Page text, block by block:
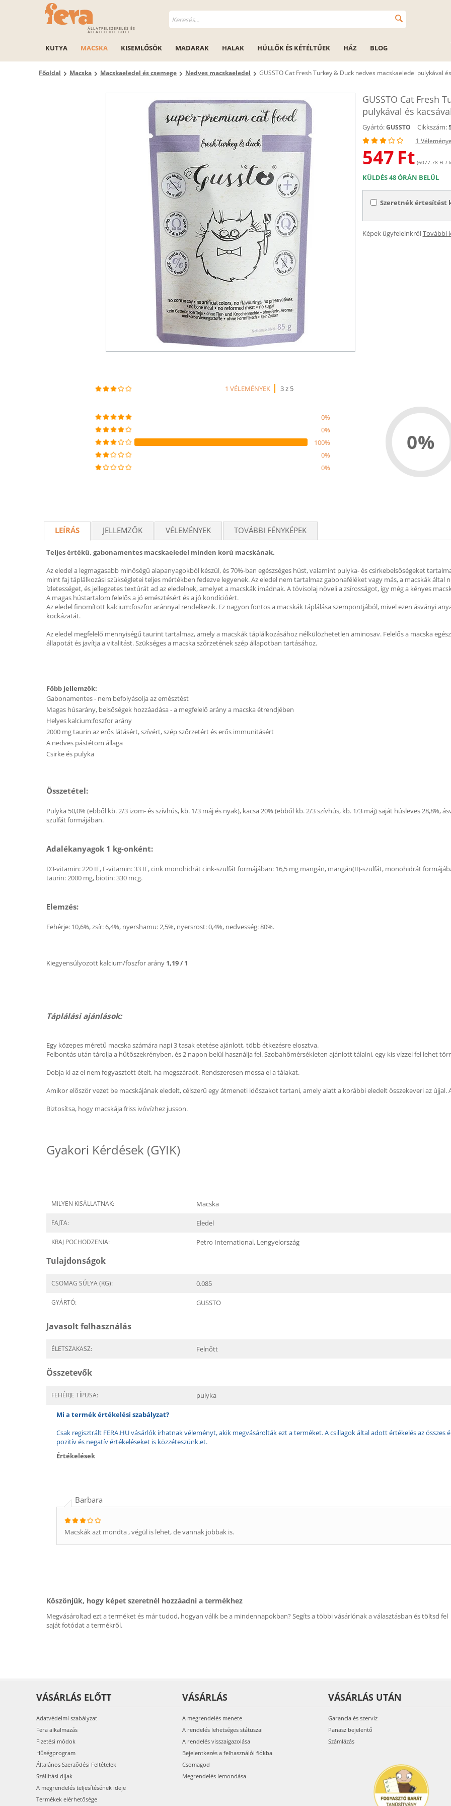
ÁLLATFELSZERELÉS ÉS
ÁLLATELEDEL BOLT
KUTYA MACSKA KISEMLŐSÖK MADARAK HALAK HÜLLŐK ÉS KÉTÉLTŰEK HÁZ BLOG
Főoldal Macska Macskaeledel és csemege Nedves macskaeledel GUSSTO Cat Fresh Turkey & Duck nedves macskaeledel pulykával
GUSSTO Cat Fresh
pulykával és
Gyártó: GUSSTO Cikkszám:
1
547 Ft (6077.78 Ft /
KÜLDÉS 48 ÓRÁN BELÜL
Szeretnék értesítést
Képek ügyfeleinkrőlTovábbi
1 VÉLEMÉNYEK 3 z 5
0%
0%
100%
0%
0%
0%
LEÍRÁS JELLEMZŐK VÉLEMÉNYEK TOVÁBBI FÉNYKÉPEK
Teljes értékű, gabonamentes macskaeledel minden korú macskának.
Az eledel a legmagasabb minőségű alapanyagokból készül, és 70%-ban egészséges húst, valamint pulyka- és csirkebelsőségeket
mint faj táplálkozási szükségletei teljes mértékben fedezve legyenek. Az eledel nem tartalmaz gabonaféléket vagy más, a macskák
ízletességet, és jellegzetes textúrát ad az eledelnek, amelyet a macskák imádnak. A tövisolaj növeli a zsírosságot, így még a kényes
A magas hústartalom felelős a jó emésztésért és a jó kondícióért.
Az eledel finomított kalcium:foszfor aránnyal rendelkezik. Ez nagyon fontos a macskák táplálása szempontjából, mivel ezen ásványi
kockázatát.
Az eledel megfelelő mennyiségű taurint tartalmaz, amely a macskák táplálkozásához nélkülözhetetlen aminosav. Felelős a macska
állapotát és javítja a vitalitást. Szükséges a macska szőrzetének szép állapotban tartásához.
Főbb jellemzők:
Gabonamentes - nem befolyásolja az emésztést
Magas húsarány, belsőségek hozzáadása - a megfelelő arány a macska étrendjében
Helyes kalcium:foszfor arány
2000 mg taurin az erős látásért, szívért, szép szőrzetért és erős immunitásért
A nedves pástétom állaga
Csirke és pulyka
Összetétel:
Pulyka 50,0% (ebből kb. 2/3 izom- és szívhús, kb. 1/3 máj és nyak), kacsa 20% (ebből kb. 2/3 szívhús, kb. 1/3 máj) saját húsleves 28,8%,
szulfát formájában.
Adalékanyagok 1 kg-onként:
D3-vitamin: 220 IE, E-vitamin: 33 IE, cink monohidrát cink-szulfát formájában: 16,5 mg mangán, mangán(II)-szulfát, monohidrát
taurin: 2000 mg, biotin: 330 mcg.
Elemzés:
Fehérje: 10,6%, zsír: 6,4%, nyershamu: 2,5%, nyersrost: 0,4%, nedvesség: 80%.
Kiegyensúlyozott kalcium/foszfor arány 1,19 / 1
Táplálási ajánlások:
Egy közepes méretű macska számára napi 3 tasak etetése ajánlott, több étkezésre elosztva.
Felbontás után tárolja a hűtőszekrényben, és 2 napon belül használja fel. Szobahőmérsékleten ajánlott tálalni, egy kis vízzel fel lehet
Dobja ki az el nem fogyasztott ételt, ha megszáradt. Rendszeresen mossa el a tálakat.
Amikor először vezet be macskájának eledelt, célszerű egy átmeneti időszakot tartani, amely alatt a korábbi eledelt összekeveri az újjal.
Biztosítsa, hogy macskája friss ivóvízhez jusson.
Gyakori Kérdések (GYIK)
MILYEN KISÁLLATNAK: Macska
FAJTA: Eledel
KRAJ POCHODZENIA: Petro International, Lengyelország
Tulajdonságok
CSOMAG SÚLYA (KG): 0.085
GYÁRTÓ: GUSSTO
Javasolt felhasználás
ÉLETSZAKASZ: Felnőtt
Összetevők
FEHÉRJE TÍPUSA: pulyka
Mi a termék értékelési szabályzat?
Csak regisztrált FERA.HU vásárlók írhatnak véleményt, akik megvásárolták ezt a terméket. A csillagok által adott értékelés az összes
pozitív és negatív értékeléseket is közzéteszünk.et.
Értékelések
Barbara
Macskák azt mondta , végül is lehet, de vannak jobbak is.
Köszönjük, hogy képet szeretnél hozzáadni a termékhez
Megvásároltad ezt a terméket és már tudod, hogyan válik be a mindennapokban? Segíts a többi vásárlónak a választásban és töltsd fel
saját fotódat a termékről.
VÁSÁRLÁS ELŐTT
Adatvédelmi szabályzat
Fera alkalmazás
Fizetési módok
Hűségprogram
Általános Szerződési Feltételek
Szállítási díjak
A megrendelés teljesítésének ideje
Termékek elérhetősége
VÁSÁRLÁS
A megrendelés menete
A rendelés lehetséges státuszai
A rendelés visszaigazolása
Bejelentkezés a felhasználói fiókba
Csomagod
Megrendelés lemondása
VÁSÁRLÁS UTÁN
Garancia és szerviz
Panasz bejelentő
Számlázás